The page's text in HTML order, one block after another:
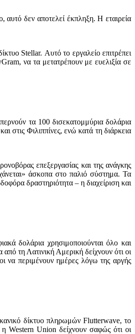
αυτό δεν αποτελεί έκπληξη. Η εταιρεία
Stellar. Αυτό το εργαλείο επιτρέπει
να τα μετατρέπουν με ευελιξία σε
τα 100 δισεκατομμύρια δολάρια
στις Φιλιππίνες, ενώ κατά τη διάρκεια
επεξεργασίας και της ανάγκης
άσκοπα στο παλιό σύστημα. Τα
δραστηριότητα – η διαχείριση και
δολάρια χρησιμοποιούνται όλο και
τη Λατινική Αμερική δείχνουν ότι οι
να περιμένουν ημέρες λόγω της αργής
δίκτυο πληρωμών Flutterwave, το
Western Union δείχνουν σαφώς ότι οι